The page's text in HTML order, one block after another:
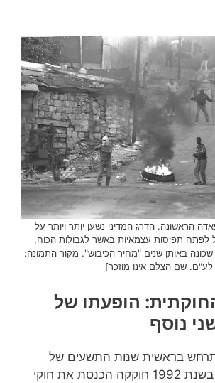
הראשונה. הדרג המדיני נשען יותר ויותר על
תפיסות עצמאיות באשר לגבולות הכוח,
שכונה באותן שנים "מחיר הכיבוש". מקור התמונה:
לע"ם. שם הצלם אינו מוזכר]
הופעתו של
נוסף
בראשית שנות התשעים של
המאה הקודמת. בשנת 1992 חוקקה הכנסת את חוקי